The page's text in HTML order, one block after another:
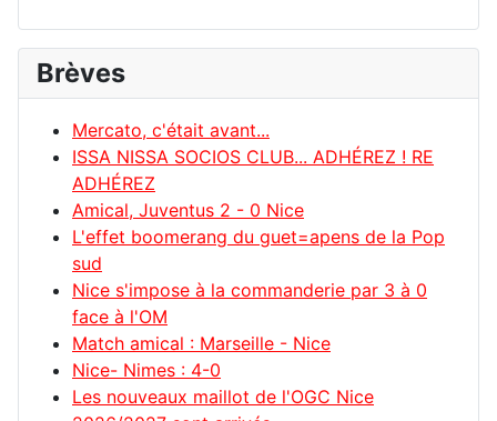
Brèves
Mercato, c'était avant...
ISSA NISSA SOCIOS CLUB... ADHÉREZ ! RE
ADHÉREZ
Amical, Juventus 2 - 0 Nice
L'effet boomerang du guet=apens de la Pop
sud
Nice s'impose à la commanderie par 3 à 0
face à l'OM
Match amical : Marseille - Nice
Nice- Nimes : 4-0
Les nouveaux maillot de l'OGC Nice